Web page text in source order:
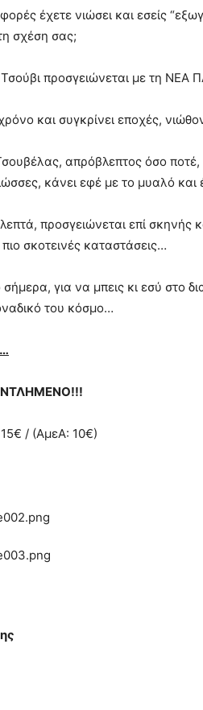
έχετε νιώσει και εσείς
σχέση σας;
προσγειώνεται με τη ΝΕΑ
και συγκρίνει εποχές,
απρόβλεπτος όσο ποτέ,
κάνει εφέ με το μυαλό και
προσγειώνεται επί
σκοτεινές καταστάσεις…
σήμερα, για να μπεις κι εσύ στο
του κόσμο…
…
15€ / (ΑμεΑ: 10€)